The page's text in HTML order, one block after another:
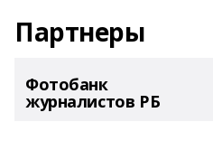
Партнеры
Фотобанк
журналистов РБ